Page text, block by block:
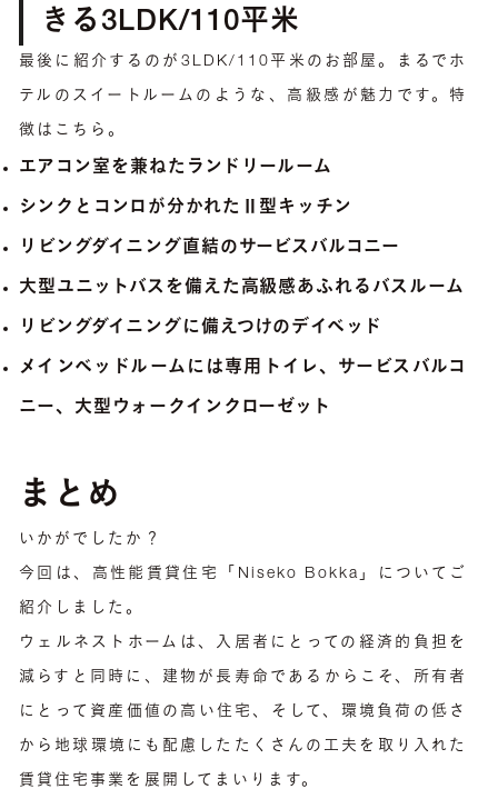
きる3LDK/110平米
最後に紹介するのが3LDK/110平米のお部屋。まるでホ
テルのスイートルームのような、高級感が魅力です。特
徴はこちら。
エアコン室を兼ねたランドリールーム
シンクとコンロが分かれたⅡ型キッチン
リビングダイニング直結のサービスバルコニー
大型ユニットバスを備えた高級感あふれるバスルーム
リビングダイニングに備えつけのデイベッド
メインベッドルームには専用トイレ、サービスバルコ
ニー、大型ウォークインクローゼット
まとめ
いかがでしたか？
今回は、高性能賃貸住宅「Niseko Bokka」についてご
紹介しました。
ウェルネストホームは、入居者にとっての経済的負担を
減らすと同時に、建物が長寿命であるからこそ、所有者
にとって資産価値の高い住宅、そして、環境負荷の低さ
から地球環境にも配慮したたくさんの工夫を取り入れた
賃貸住宅事業を展開してまいります。